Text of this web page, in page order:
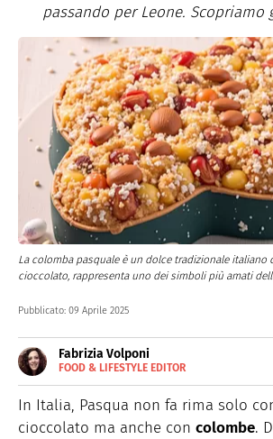
passando per Leone. Scopriamo
La colomba pasquale è un dolce tradizionale italiano
cioccolato, rappresenta uno dei simboli più amati
Pubblicato: 09 Aprile 2025
Fabrizia Volponi
FOOD & LIFESTYLE EDITOR
Nata nella città delle 100 torri, è
Storiche. Curiosa e schietta, scrive
green dal 2018.
In Italia, Pasqua non fa rima solo
cioccolato ma anche con colombe.